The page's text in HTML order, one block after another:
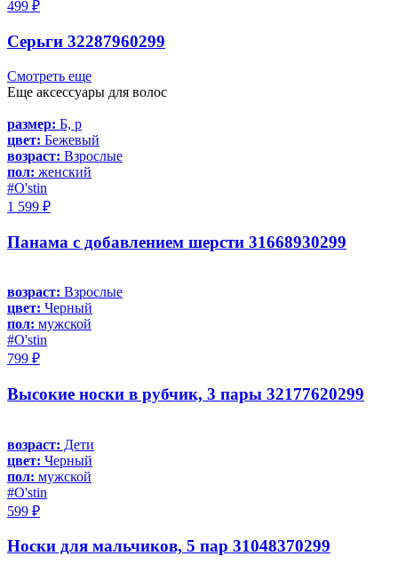
499 ₽
Серьги 32287960299
Смотреть еще
Еще аксессуары для волос
размер: Б, р
цвет: Бежевый
возраст: Взрослые
пол: женский
#O'stin
1 599 ₽
Панама с добавлением шерсти 31668930299
возраст: Взрослые
цвет: Черный
пол: мужской
#O'stin
799 ₽
Высокие носки в рубчик, 3 пары 32177620299
возраст: Дети
цвет: Черный
пол: мужской
#O'stin
599 ₽
Носки для мальчиков, 5 пар 31048370299